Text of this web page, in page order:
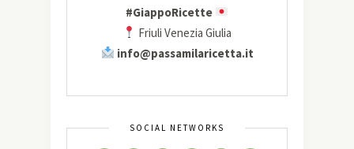
#GiappoRicette
Friuli Venezia Giulia
info@passamilaricetta.it
SOCIAL NETWORKS